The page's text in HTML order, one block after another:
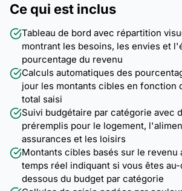
Ce qui est inclus
Tableau de bord avec répartition
montrant les besoins, les envies et
pourcentage du revenu
Calculs automatiques des
jour les montants cibles en fonction
total saisi
Suivi budgétaire par catégorie avec
préremplis pour le logement,
assurances et les loisirs
Montants cibles basés sur le revenu
temps réel indiquant si vous êtes
dessous du budget par catégorie